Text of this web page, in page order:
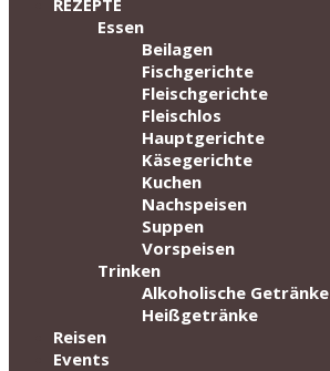
REZEPTE
Essen
Beilagen
Fischgerichte
Fleischgerichte
Fleischlos
Hauptgerichte
Käsegerichte
Kuchen
Nachspeisen
Suppen
Vorspeisen
Trinken
Alkoholische Getränke
Heißgetränke
Reisen
Events